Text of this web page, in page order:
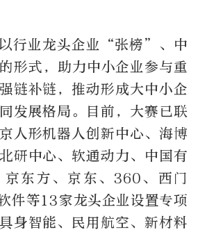
行业龙头企业“张榜”、中
式，助力中小企业参与重
链补链，推动形成大中小企
发展格局。目前，大赛已联
人形机器人创新中心、海博
研中心、软通动力、中国有
京东方、京东、360、西门
件等13家龙头企业设置专项
身智能、民用航空、新材料